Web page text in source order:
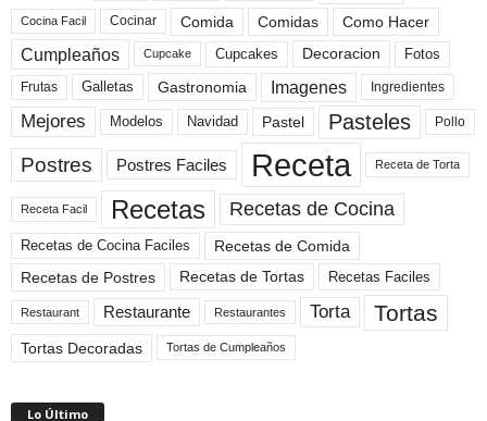
Cocina Facil Cocinar Comida Comidas Como Hacer
Cumpleaños Cupcake Cupcakes Decoracion Fotos
Frutas Galletas Gastronomia Imagenes Ingredientes
Mejores Modelos Navidad Pastel Pasteles Pollo
Postres Postres Faciles Receta Receta de Torta
Receta Facil Recetas Recetas de Cocina
Recetas de Cocina Faciles
Recetas de Comida
Recetas de Postres
Recetas de Tortas Recetas Faciles
Restaurant Restaurante Restaurantes Torta Tortas
Tortas Decoradas Tortas de Cumpleaños
Lo Último